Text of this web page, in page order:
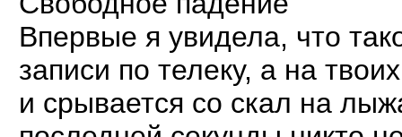
Впервые я увидела, что
записи по телеку, а на
и срывается со скал на